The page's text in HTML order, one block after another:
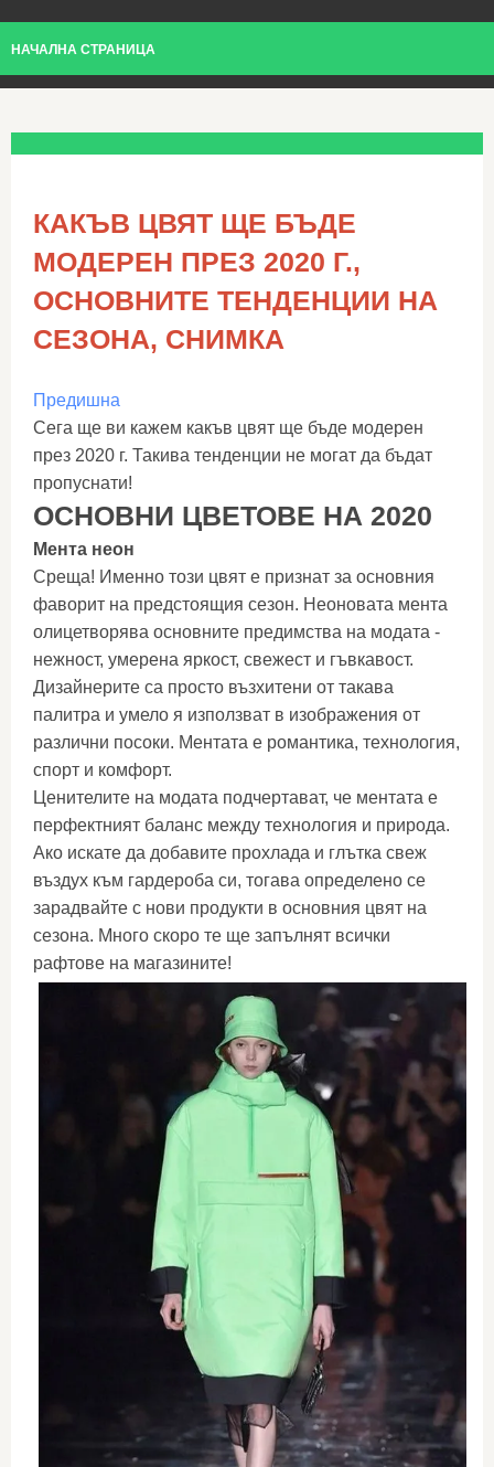
НАЧАЛНА СТРАНИЦА
КАКЪВ ЦВЯТ ЩЕ БЪДЕ
МОДЕРЕН ПРЕЗ 2020 Г.,
ОСНОВНИТЕ ТЕНДЕНЦИИ НА
СЕЗОНА, СНИМКА
Предишна
Сега ще ви кажем какъв цвят ще бъде модерен
през 2020 г. Такива тенденции не могат да бъдат
пропуснати!
ОСНОВНИ ЦВЕТОВЕ НА 2020
Мента неон
Среща! Именно този цвят е признат за основния
фаворит на предстоящия сезон. Неоновата мента
олицетворява основните предимства на модата -
нежност, умерена яркост, свежест и гъвкавост.
Дизайнерите са просто възхитени от такава
палитра и умело я използват в изображения от
различни посоки. Ментата е романтика, технология,
спорт и комфорт.
Ценителите на модата подчертават, че ментата е
перфектният баланс между технология и природа.
Ако искате да добавите прохлада и глътка свеж
въздух към гардероба си, тогава определено се
зарадвайте с нови продукти в основния цвят на
сезона. Много скоро те ще запълнят всички
рафтове на магазините!